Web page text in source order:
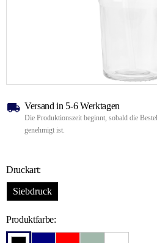
Versand in 5-6 Werktagen
Die Produktionszeit beginnt, sobald die
genehmigt ist.
Druckart:
Siebdruck
Produktfarbe: